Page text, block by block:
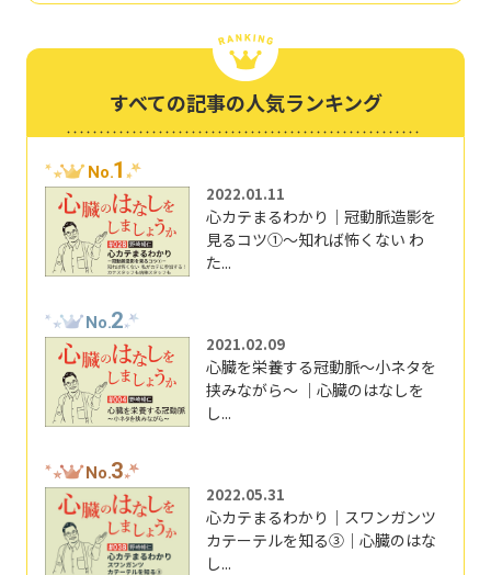
すべての記事の人気ランキング
No.1
2022.01.11
心カテまるわかり｜冠動脈造影を
見るコツ①～知れば怖くない わ
た...
No.2
2021.02.09
心臓を栄養する冠動脈～小ネタを
挟みながら～ ｜心臓のはなしを
し...
No.3
2022.05.31
心カテまるわかり｜スワンガンツ
カテーテルを知る③｜心臓のはな
し...